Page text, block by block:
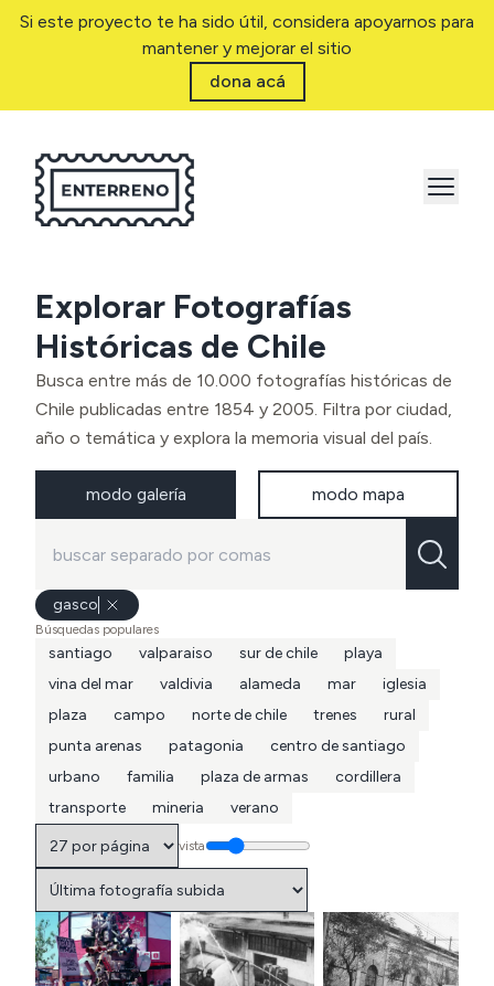
Si este proyecto te ha sido útil, considera apoyarnos para
mantener y mejorar el sitio
dona acá
Explorar Fotografías
Históricas de Chile
Busca entre más de 10.000 fotografías históricas de
Chile publicadas entre 1854 y 2005. Filtra por ciudad,
año o temática y explora la memoria visual del país.
modo galería modo mapa
gasco
Búsquedas populares
santiago valparaiso sur de chile
playa
vina del mar
valdivia alameda mar
iglesia
plaza
campo norte de chile trenes
rural
punta arenas
patagonia
centro de santiago
urbano
familia plaza de armas
cordillera
transporte
mineria verano
vista